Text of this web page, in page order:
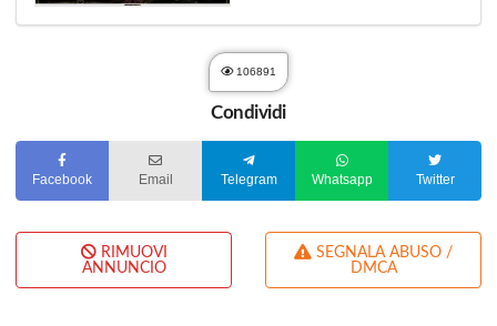
106891
Condividi
Facebook Email Telegram Whatsapp Twitter
RIMUOVI
ANNUNCIO
DMCA